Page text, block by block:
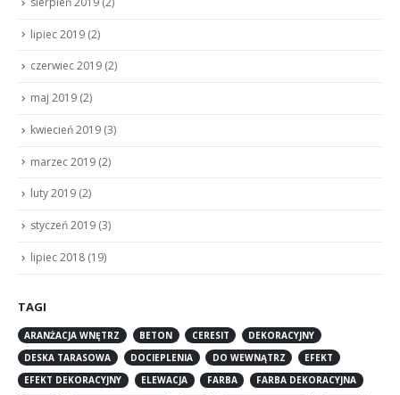
lipiec 2019 (2)
czerwiec 2019 (2)
maj 2019 (2)
kwiecień 2019 (3)
marzec 2019 (2)
luty 2019 (2)
styczeń 2019 (3)
lipiec 2018 (19)
TAGI
ARANŻACJA WNĘTRZ BETON CERESIT
DEKORACYJNY
DESKA TARASOWA
DOCIEPLENIA DO WEWNĄTRZ
EFEKT
EFEKT DEKORACYJNY
ELEWACJA FARBA
FARBA DEKORACYJNA